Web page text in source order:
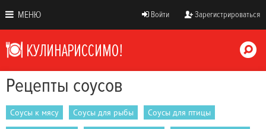
МЕНЮ Войти Зарегистрироваться
Рецепты соусов
Соусы к мясу Соусы для рыбы
Соусы для птицы